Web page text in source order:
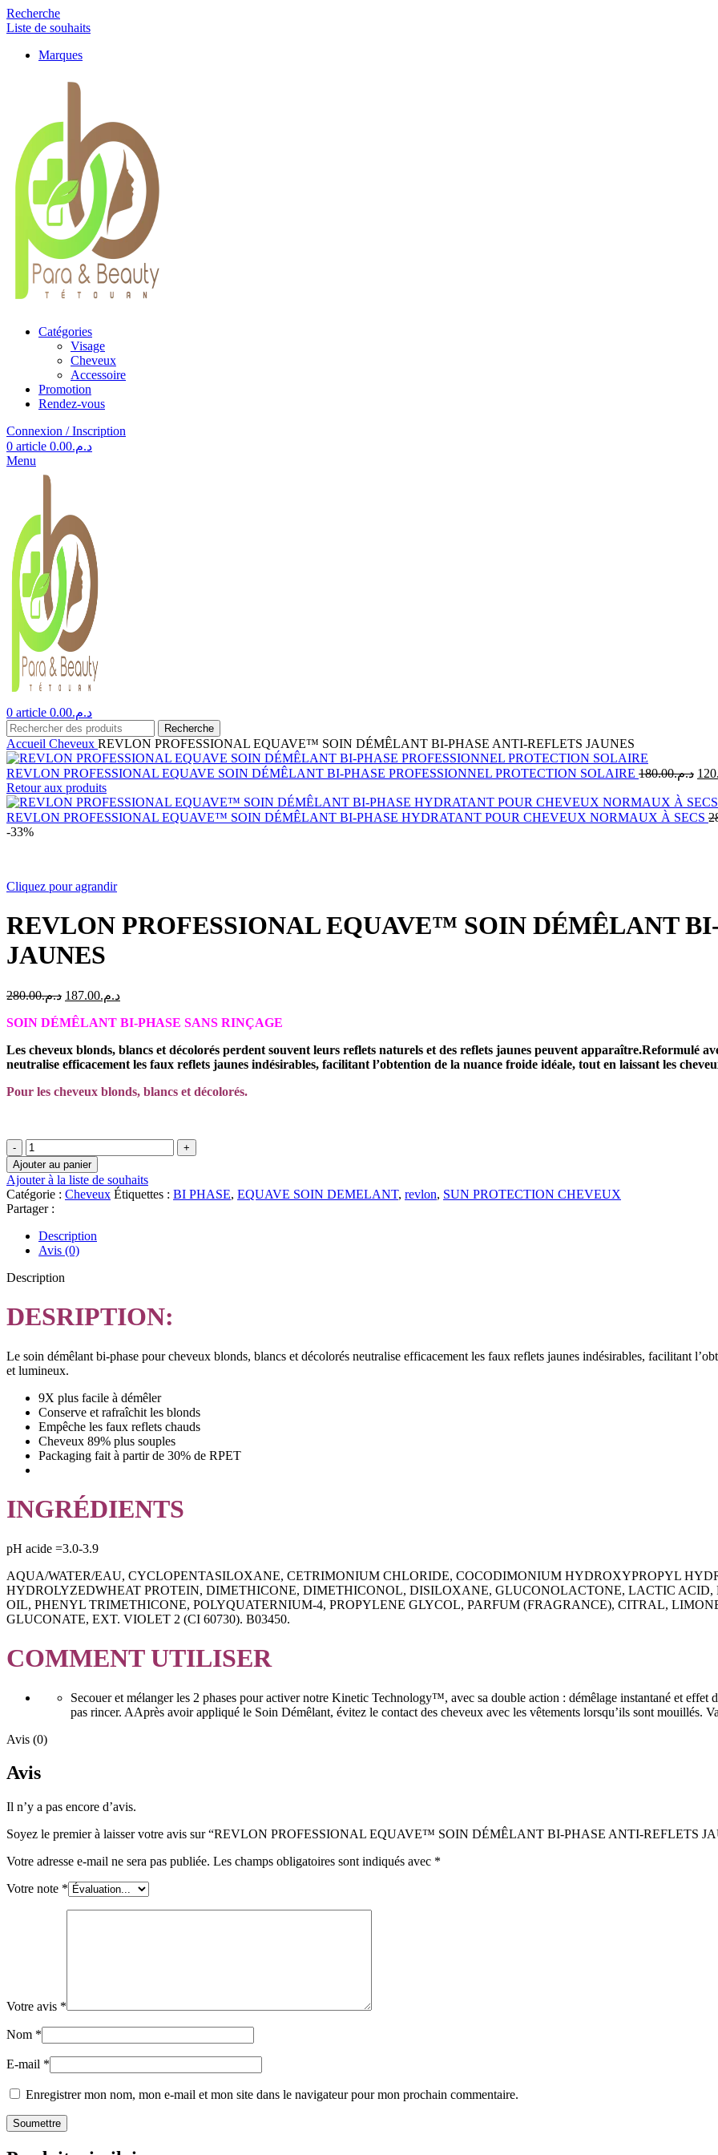
Recherche
Liste de souhaits
Marques
Catégories
Visage
Cheveux
Accessoire
Promotion
Rendez-vous
Connexion / Inscription
0 article د.م.0.00
Menu
0 article د.م.0.00
Recherche
Accueil Cheveux REVLON PROFESSIONAL EQUAVE™ SOIN DÉMÊLANT BI-PHASE ANTI-REFLETS JAUNES
REVLON PROFESSIONAL EQUAVE SOIN DÉMÊLANT BI-PHASE PROFESSIONNEL PROTECTION SOLAIRE د.م.180.00
Le
initial
Retour aux produits
REVLON PROFESSIONAL EQUAVE™ SOIN DÉMÊLANT BI-PHASE HYDRATANT POUR CHEVEUX NORMAUX À SECS
-33%
Cliquez pour agrandir
REVLON PROFESSIONAL EQUAVE™ SOIN DÉMÊLANT
JAUNES
د.م.280.00
Le
initial
د.م.280.00.
د.م.187.00
Le
actuel
د.م.187.00.
SOIN DÉMÊLANT BI-PHASE SANS RINÇAGE
Les cheveux blonds, blancs et décolorés perdent souvent leurs reflets naturels et des reflets jaunes peuvent apparaître.Reformulé
neutralise efficacement les faux reflets jaunes indésirables, facilitant l’obtention de la nuance froide idéale, tout en laissant les
Pour les cheveux blonds, blancs et décolorés.
quantité
de
REVLON
PROFESSIONAL
EQUAVE™
SOIN
DÉMÊLANT
BI-
PHASE
ANTI-
Ajouter au panier
Ajouter à la liste de souhaits
Catégorie : Cheveux Étiquettes : BI PHASE, EQUAVE SOIN DEMELANT, revlon, SUN PROTECTION CHEVEUX
Partager :
Description
Avis (0)
Description
DESRIPTION:
Le soin démêlant bi-phase pour cheveux blonds, blancs et décolorés neutralise efficacement les faux reflets jaunes indésirables, facilitant
et lumineux.
9X plus facile à démêler
Conserve et rafraîchit les blonds
Empêche les faux reflets chauds
Cheveux 89% plus souples
Packaging fait à partir de 30% de RPET
INGRÉDIENTS
pH acide =3.0-3.9
AQUA/WATER/EAU, CYCLOPENTASILOXANE, CETRIMONIUM CHLORIDE, COCODIMONIUM HYDROXYPROPYL
HYDROLYZEDWHEAT PROTEIN, DIMETHICONE, DIMETHICONOL, DISILOXANE, GLUCONOLACTONE, LACTIC ACID,
OIL, PHENYL TRIMETHICONE, POLYQUATERNIUM-4, PROPYLENE GLYCOL, PARFUM (FRAGRANCE), CITRAL,
GLUCONATE, EXT. VIOLET 2 (CI 60730). B03450.
COMMENT UTILISER
Secouer et mélanger les 2 phases pour activer notre Kinetic Technology™, avec sa double action : démêlage instantané et effet
pas rincer. AAprès avoir appliqué le Soin Démêlant, évitez le contact des cheveux avec les vêtements lorsqu’ils sont mouillés.
Avis (0)
Avis
Il n’y a pas encore d’avis.
Soyez le premier à laisser votre avis sur “REVLON PROFESSIONAL EQUAVE™ SOIN DÉMÊLANT BI-PHASE ANTI-REFLETS
Votre adresse e-mail ne sera pas publiée. Les champs obligatoires sont indiqués avec *
Votre note *
Votre avis *
Nom *
E-mail *
Enregistrer mon nom, mon e-mail et mon site dans le navigateur pour mon prochain commentaire.